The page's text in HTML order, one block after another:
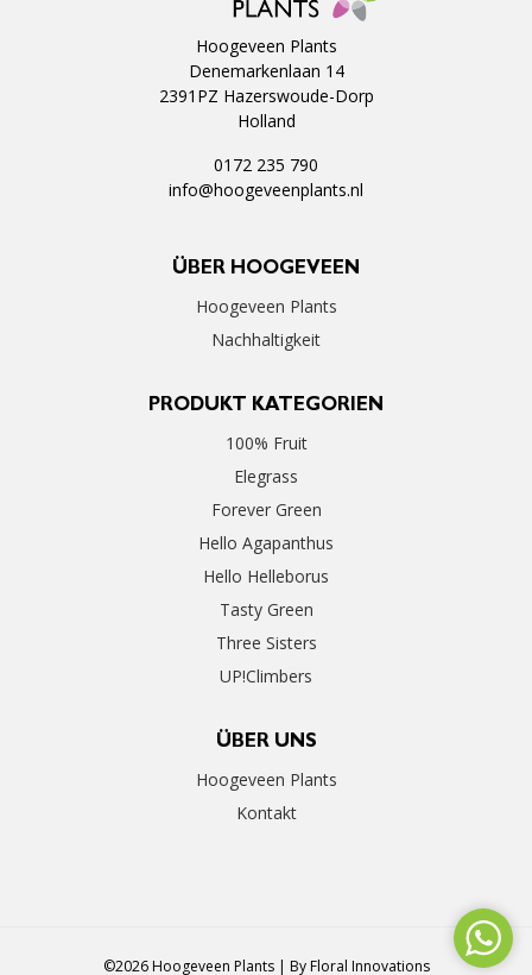
Hoogeveen Plants
Denemarkenlaan 14
2391PZ Hazerswoude-Dorp
Holland
0172 235 790
info@hoogeveenplants.nl
ÜBER HOOGEVEEN
Hoogeveen Plants
Nachhaltigkeit
PRODUKT KATEGORIEN
100% Fruit
Elegrass
Forever Green
Hello Agapanthus
Hello Helleborus
Tasty Green
Three Sisters
UP!Climbers
ÜBER UNS
Hoogeveen Plants
Kontakt
©2026 Hoogeveen Plants | By Floral Innovations